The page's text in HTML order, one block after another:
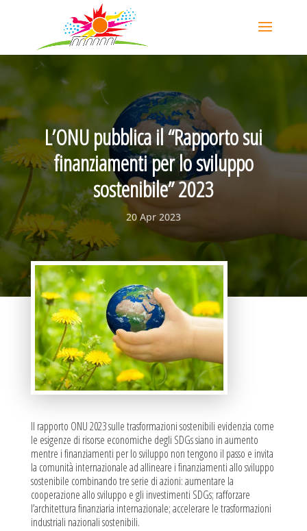
L’ONU pubblica il “Rapporto sui
finanziamenti per lo sviluppo
sostenibile” 2023
20 Apr 2023
Il rapporto ONU 2023 sulle trasformazioni sostenibili evidenzia come
le esigenze di risorse economiche degli SDGs siano in aumento
mentre i finanziamenti per lo sviluppo non tengono il passo e invita
la comunità internazionale ad allineare i finanziamenti allo sviluppo
sostenibile combinando tre serie di azioni: aumentare la
cooperazione allo sviluppo e gli investimenti SDGs; rafforzare
l’architettura finanziaria internazionale; accelerare le trasformazioni
industriali nazionali sostenibili.